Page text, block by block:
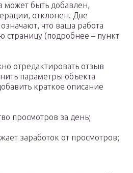
может быть добавлен,
отклонен. Две
что ваша работа
страницу (подробнее – пункт
отредактировать отзыв
параметры объекта
краткое описание
просмотров за день;
заработок от просмотров;